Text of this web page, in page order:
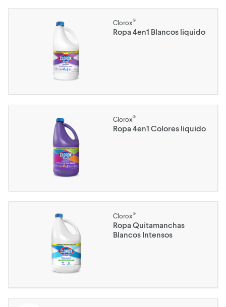
Clorox®
Ropa 4en1 Blancos liquido
Clorox®
Ropa 4en1 Colores liquido
Clorox®
Ropa Quitamanchas
Blancos Intensos